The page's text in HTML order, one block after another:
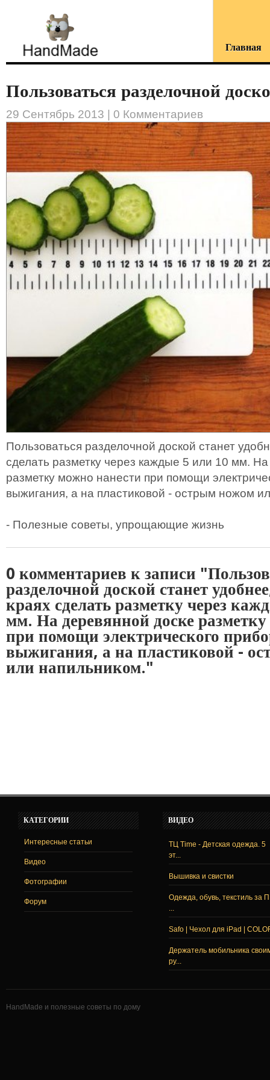
Главная
Пользоваться разделочной
29 Сентябрь 2013 | 0 Комментариев
Пользоваться разделочной доской станет
сделать разметку через каждые 5 или 10 мм.
разметку можно нанести при помощи
выжигания, а на пластиковой - острым ножом
- Полезные советы, упрощающие жизнь
0 комментариев к записи
разделочной доской станет
краях сделать разметку через
мм. На деревянной доске
при помощи электрического
выжигания, а на пластиковой -
или напильником."
КАТЕГОРИИ
Интересные статьи
Видео
Фотографии
Форум
ВИДЕО
ТЦ Time - Детская одежда. 5
эт...
Вышивка и свистки
Одежда, обувь, текстиль за
...
Safo | Чехол для iPad |
Держатель мобильника
ру...
HandMade и полезные советы по дому